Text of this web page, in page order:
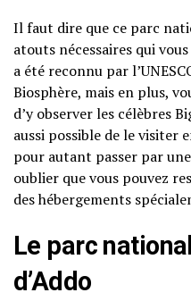
Il faut dire que ce parc
atouts nécessaires qui
a été reconnu par
Biosphère, mais en plus,
d’y observer les célèbres
aussi possible de le visiter
pour autant passer par une
oublier que vous pouvez
des hébergements
Le parc
d’Addo